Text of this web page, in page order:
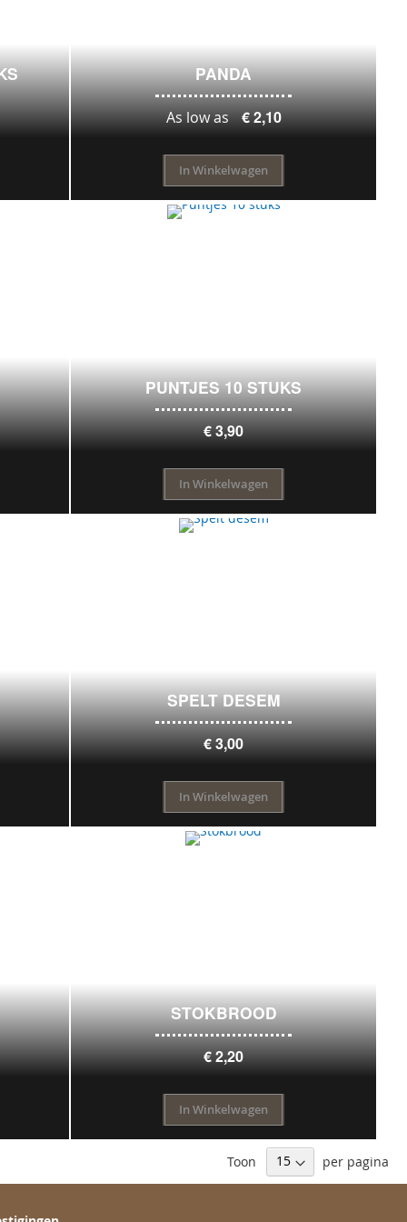
PANDA
As low as € 2,10
In Winkelwagen
PUNTJES 10 STUKS
€ 3,90
In Winkelwagen
SPELT DESEM
€ 3,00
In Winkelwagen
STOKBROOD
€ 2,20
In Winkelwagen
Toon per pagina